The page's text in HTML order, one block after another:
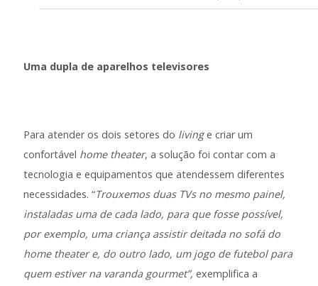
Uma dupla de aparelhos televisores
Para atender os dois setores do livinge criar um
confortável home theater, a solução foi contar com a
tecnologia e equipamentos que atendessem diferentes
necessidades. “Trouxemos duas TVs no mesmo painel,
instaladas uma de cada lado, para que fosse possível,
por exemplo, uma criança assistir deitada no sofá do
home theater e, do outro lado, um jogo de futebol para
quem estiver na varanda gourmet”,exemplifica a